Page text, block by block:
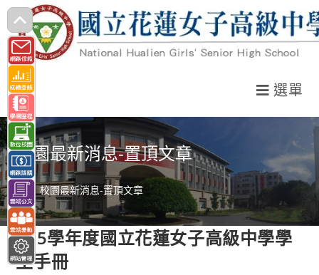
跳
轉
至
主
要
內
容
選單
校園最新消息-置頂文章
> 校園最新消息-置頂文章
115學年度國立花蓮女子高級中學學
生手冊